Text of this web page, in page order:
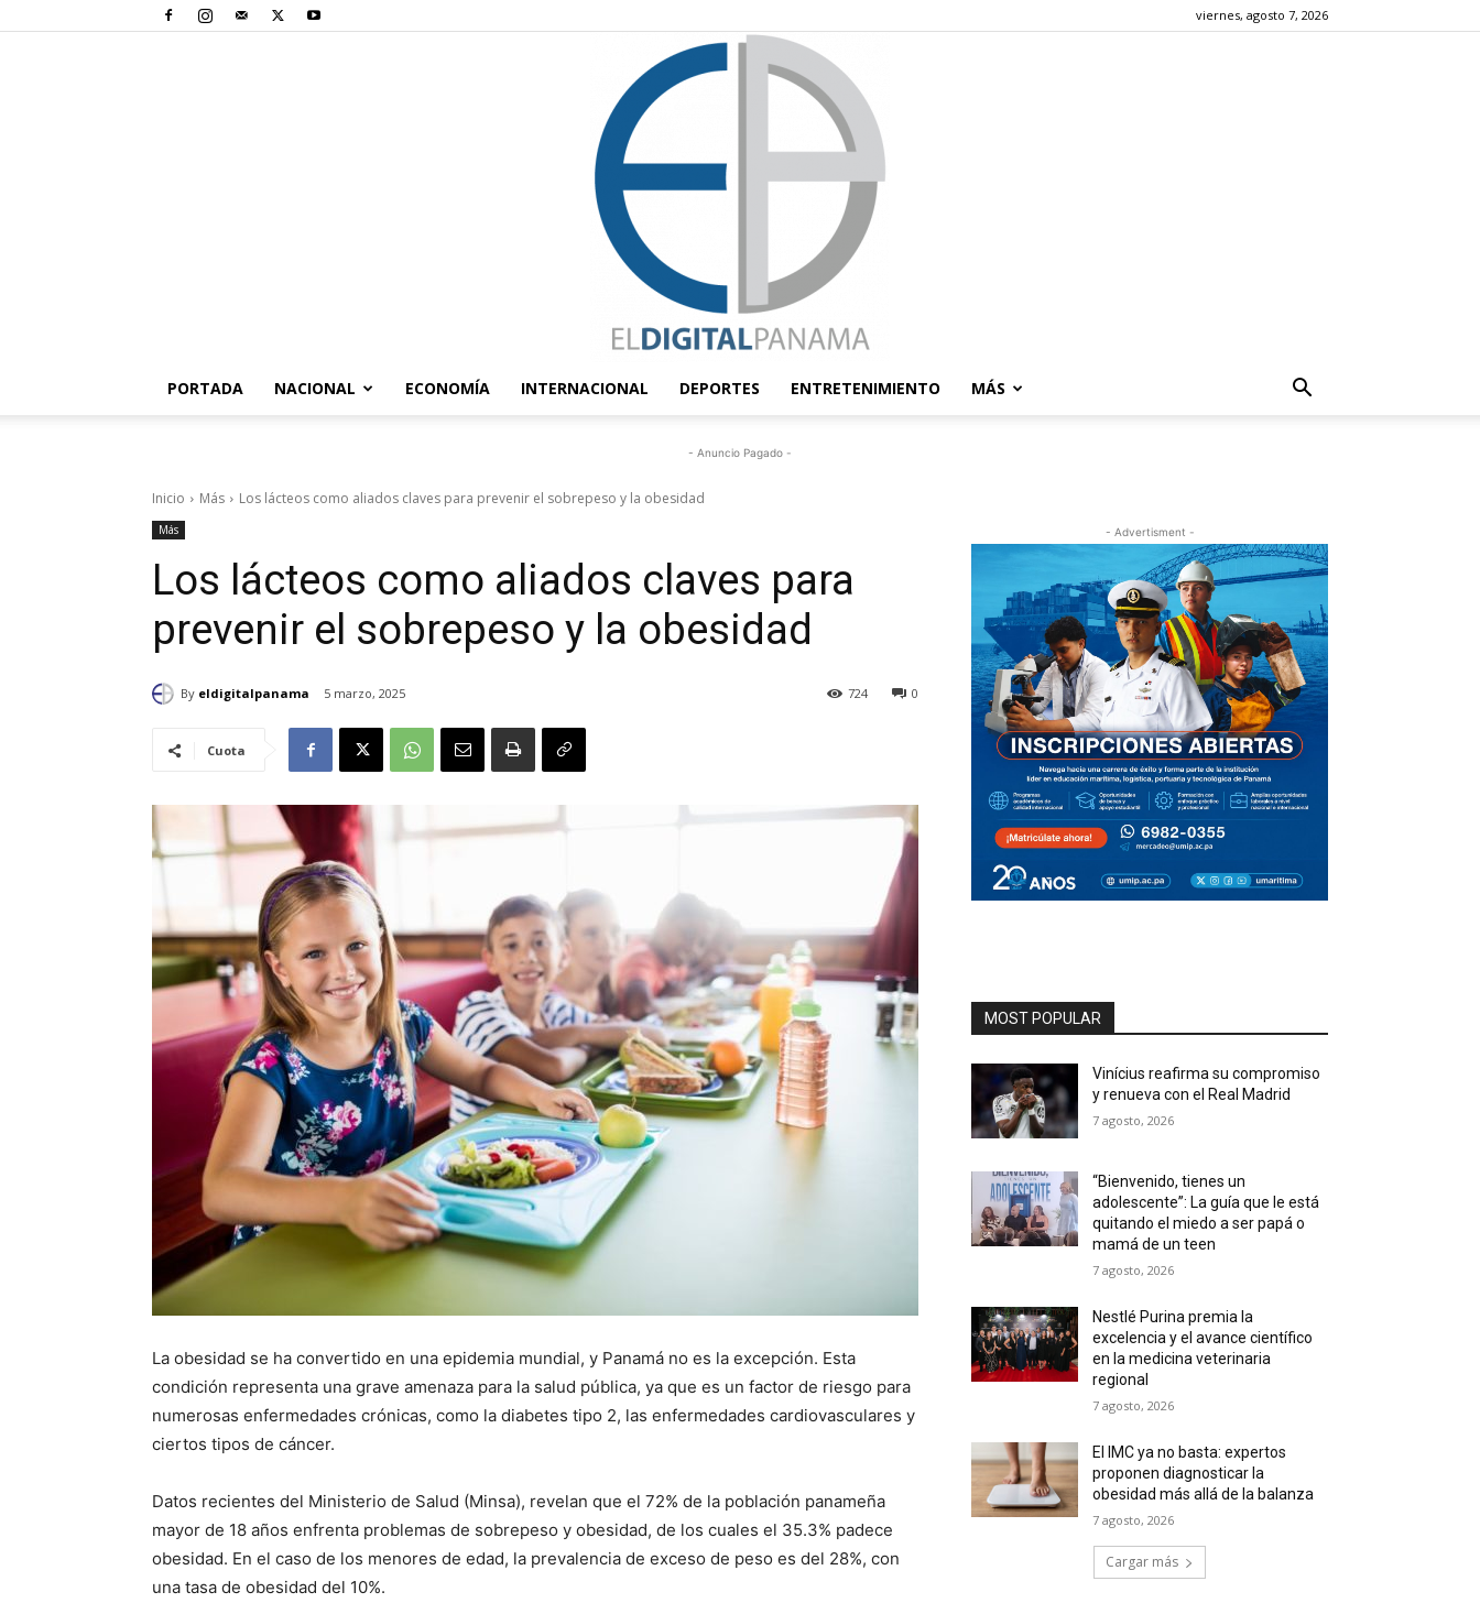
viernes, agosto 7, 2026
Digital
PORTADA NACIONAL ECONOMÍA INTERNACIONAL DEPORTES ENTRETENIMIENTO MÁS
- Anuncio Pagado -
Inicio Más Los lácteos como aliados claves para prevenir el sobrepeso y la obesidad
Más
Los lácteos como aliados claves para
prevenir el sobrepeso y la obesidad
By eldigitalpanama 5 marzo, 2025 0
724
Cuota
La obesidad se ha convertido en una epidemia mundial, y Panamá no es la excepción. Esta
condición representa una grave amenaza para la salud pública, ya que es un factor de riesgo para
numerosas enfermedades crónicas, como la diabetes tipo 2, las enfermedades cardiovasculares y
ciertos tipos de cáncer.
Datos recientes del Ministerio de Salud (Minsa), revelan que el 72% de la población panameña
mayor de 18 años enfrenta problemas de sobrepeso y obesidad, de los cuales el 35.3% padece
obesidad. En el caso de los menores de edad, la prevalencia de exceso de peso es del 28%, con
una tasa de obesidad del 10%.
- Advertisment -
MOST POPULAR
Vinícius reafirma su compromiso
y renueva con el Real Madrid
7 agosto, 2026
“Bienvenido, tienes un
adolescente”: La guía que le está
quitando el miedo a ser papá o
mamá de un teen
7 agosto, 2026
Nestlé Purina premia la
excelencia y el avance científico
en la medicina veterinaria
regional
7 agosto, 2026
El IMC ya no basta: expertos
proponen diagnosticar la
obesidad más allá de la balanza
7 agosto, 2026
Cargar más